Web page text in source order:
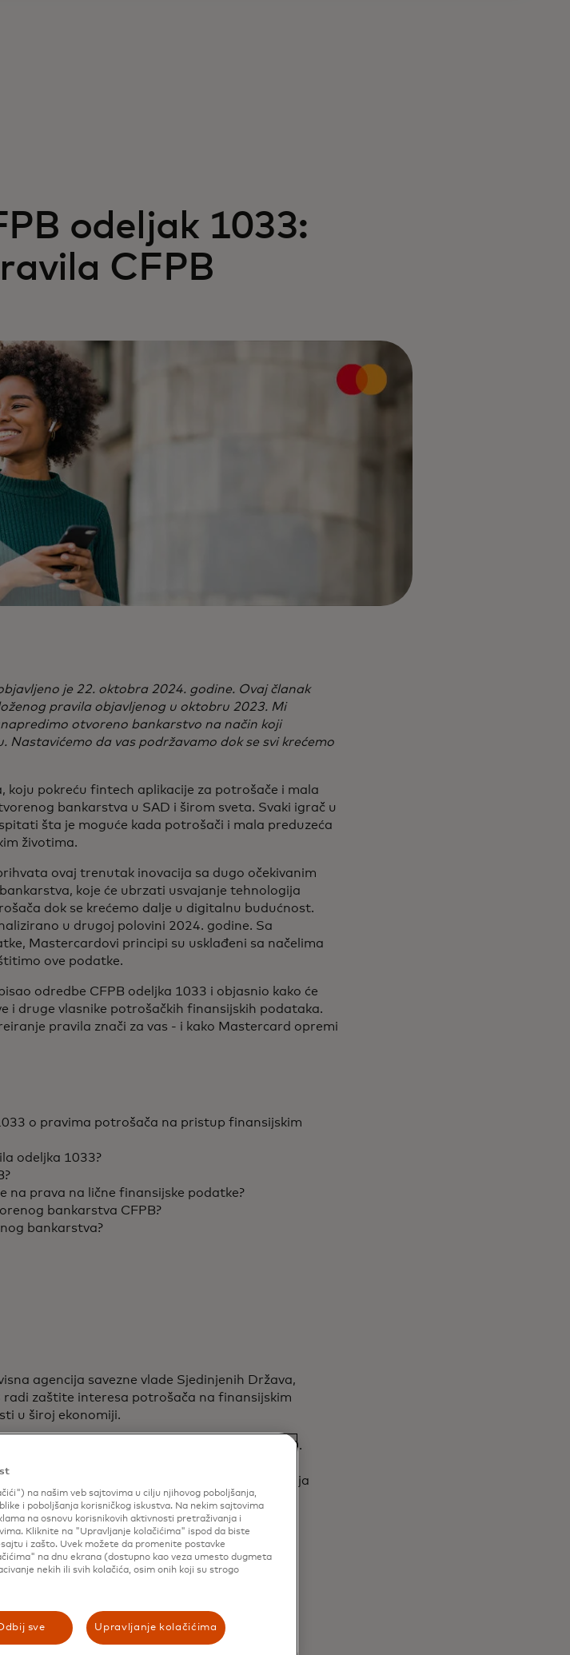
odeljak 1033:
CFPB
je 22. oktobra 2024. godine. Ovaj članak
pravila objavljenog u oktobru 2023. Mi
otvoreno bankarstvo na način koji
Nastavićemo da vas podržavamo dok se svi krećemo
koju pokreću fintech aplikacije za potrošače i mala
bankarstva u SAD i širom sveta. Svaki igrač u
šta je moguće kada potrošači i mala preduzeća
životima.
ovaj trenutak inovacija sa dugo očekivanim
koje će ubrzati usvajanje tehnologija
dok se krećemo dalje u digitalnu budućnost.
u drugoj polovini 2024. godine. Sa
Mastercardovi principi su usklađeni sa načelima
ove podatke.
odredbe CFPB odeljka 1033 i objasnio kako će
i druge vlasnike potrošačkih finansijskih podataka.
pravila znači za vas - i kako Mastercard opremi
o pravima potrošača na pristup finansijskim
odeljka 1033?
na prava na lične finansijske podatke?
bankarstva CFPB?
bankarstva?
agencija savezne vlade Sjedinjenih Država,
zaštite interesa potrošača na finansijskim
u široj ekonomiji.
potrošača Dodd-Frank Vall Streeta iz 2010.
jedinstvenu tačku odgovornosti za zaštitu
finansijskih praksi i za preduzimanje akcija
Zakon o odeljku
na pristup
na našim veb sajtovima u cilju njihovog poboljšanja,
i poboljšanja korisničkog iskustva. Na nekim sajtovima
na osnovu korisnikovih aktivnosti pretraživanja i
Kliknite na "Upravljanje kolačićima" ispod da biste
i zašto. Uvek možete da promenite postavke
na dnu ekrana (dostupno kao veza umesto dugmeta
nekih ili svih kolačića, osim onih koji su strogo
sve Upravljanje kolačićima